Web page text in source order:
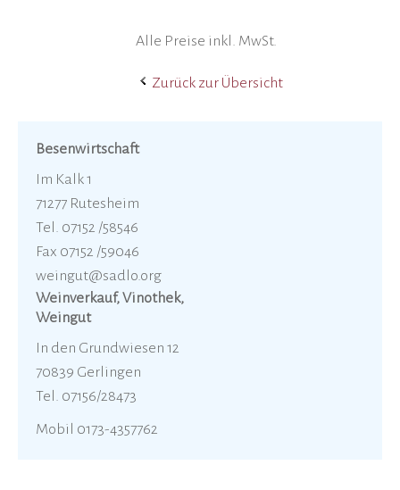
Alle Preise inkl. MwSt.
Zurück zur Übersicht
Besenwirtschaft
Im Kalk 1
71277 Rutesheim
Tel. 07152 /58546
Fax 07152 /59046
weingut@sadlo.org
Weinverkauf, Vinothek,
Weingut
In den Grundwiesen 12
70839 Gerlingen
Tel. 07156/28473
Mobil 0173-4357762